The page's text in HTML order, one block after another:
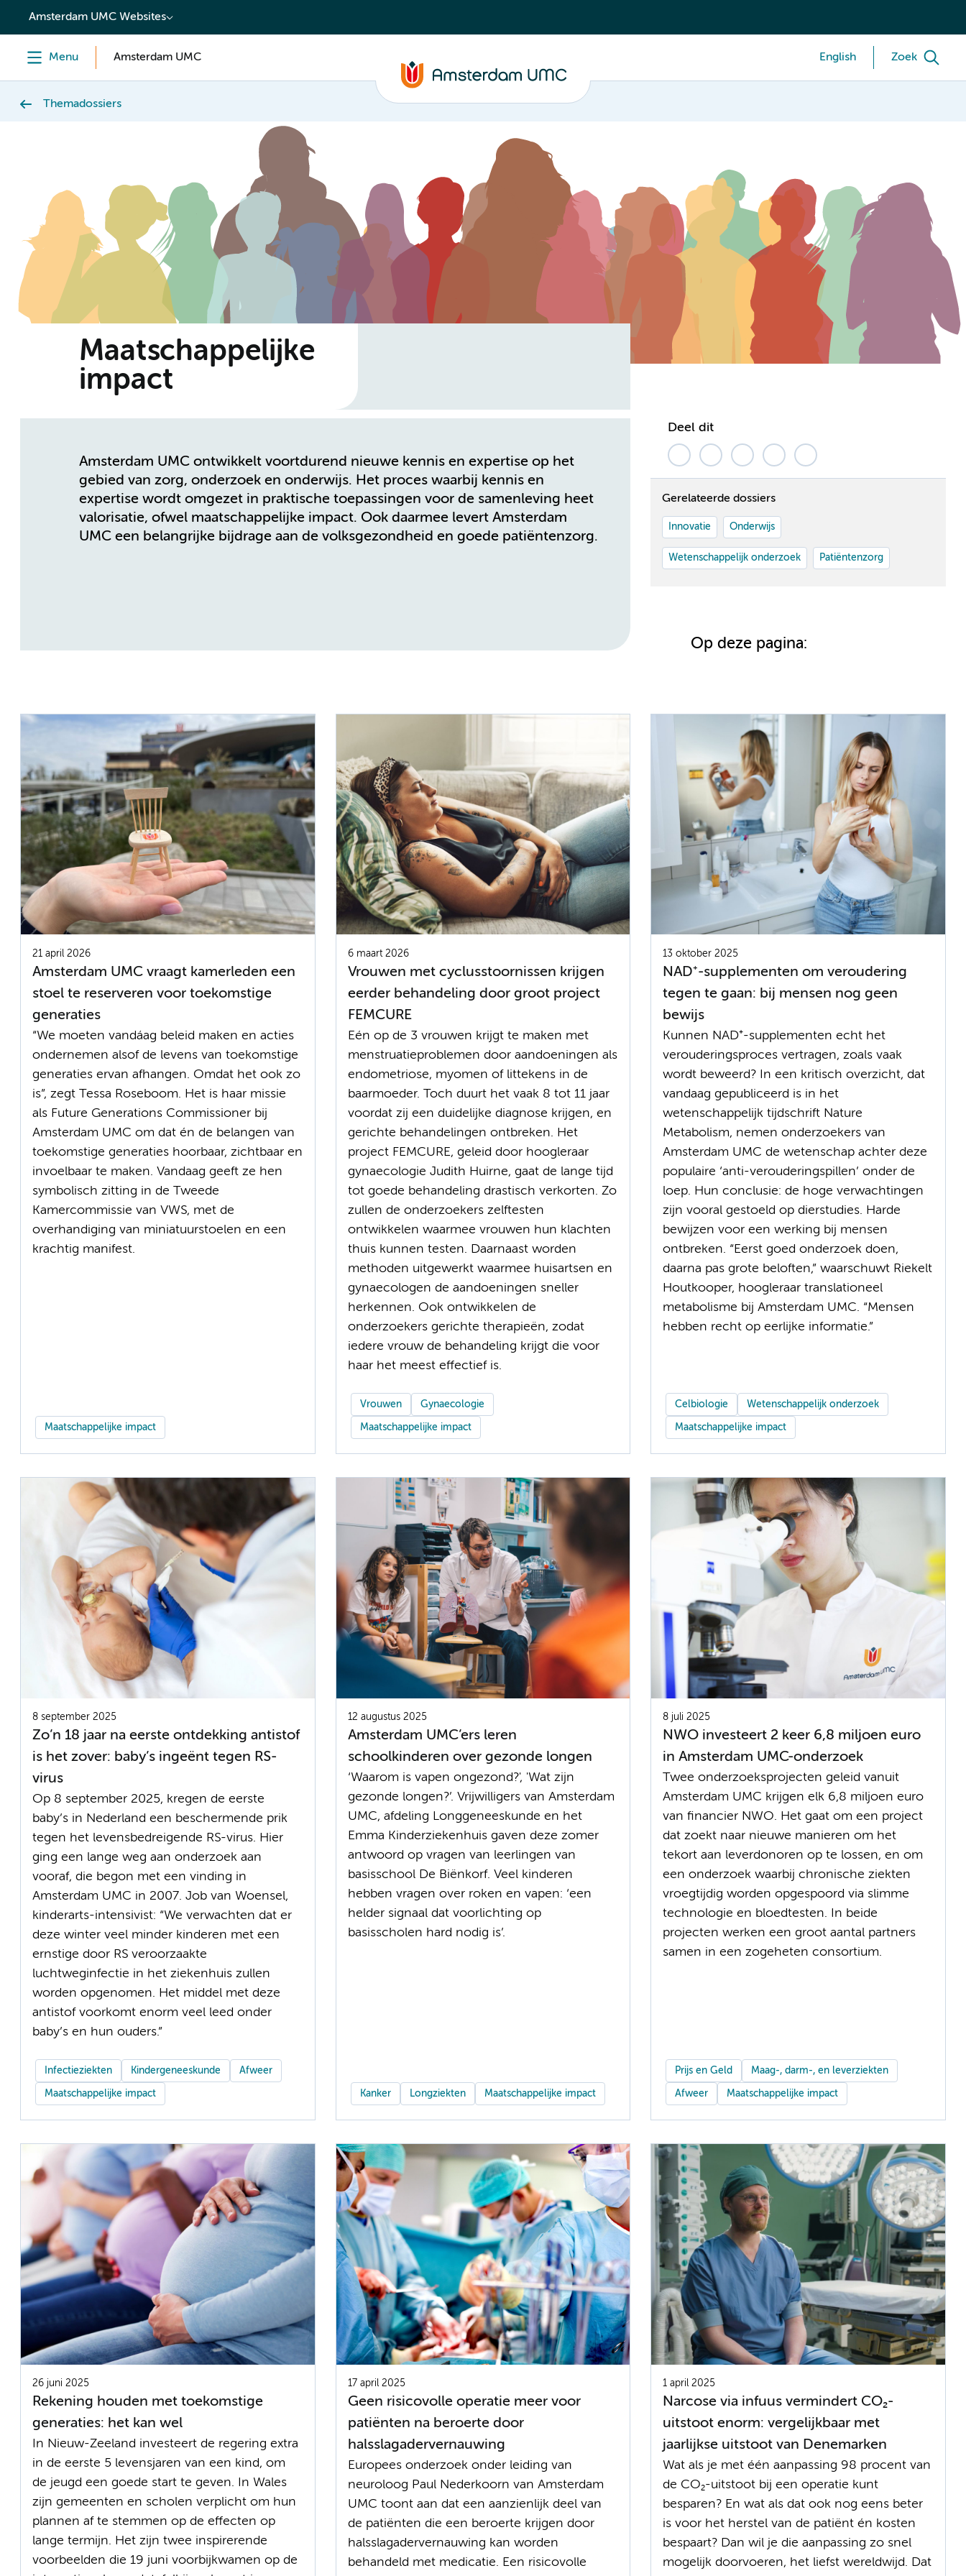
content
Amsterdam UMC Websites
Menu Amsterdam UMC English Zoek
Themadossiers
Maatschappelijke
impact
Amsterdam UMC ontwikkelt voortdurend nieuwe kennis en expertise op het
gebied van zorg, onderzoek en onderwijs. Het proces waarbij kennis en
expertise wordt omgezet in praktische toepassingen voor de samenleving heet
valorisatie, ofwel maatschappelijke impact. Ook daarmee levert Amsterdam
UMC een belangrijke bijdrage aan de volksgezondheid en goede patiëntenzorg.
Deel dit
Gerelateerde dossiers
Innovatie Onderwijs
Wetenschappelijk onderzoek Patiëntenzorg
Op deze pagina:
21 april 2026
Amsterdam UMC vraagt kamerleden een
stoel te reserveren voor toekomstige
generaties
“We moeten vandáag beleid maken en acties
ondernemen alsof de levens van toekomstige
generaties ervan afhangen. Omdat het ook zo
is”, zegt Tessa Roseboom. Het is haar missie
als Future Generations Commissioner bij
Amsterdam UMC om dat én de belangen van
toekomstige generaties hoorbaar, zichtbaar en
invoelbaar te maken. Vandaag geeft ze hen
symbolisch zitting in de Tweede
Kamercommissie van VWS, met de
overhandiging van miniatuurstoelen en een
krachtig manifest.
Maatschappelijke impact
6 maart 2026
Vrouwen met cyclusstoornissen krijgen
eerder behandeling door groot project
FEMCURE
Eén op de 3 vrouwen krijgt te maken met
menstruatieproblemen door aandoeningen als
endometriose, myomen of littekens in de
baarmoeder. Toch duurt het vaak 8 tot 11 jaar
voordat zij een duidelijke diagnose krijgen, en
gerichte behandelingen ontbreken. Het
project FEMCURE, geleid door hoogleraar
gynaecologie Judith Huirne, gaat de lange tijd
tot goede behandeling drastisch verkorten. Zo
zullen de onderzoekers zelftesten
ontwikkelen waarmee vrouwen hun klachten
thuis kunnen testen. Daarnaast worden
methoden uitgewerkt waarmee huisartsen en
gynaecologen de aandoeningen sneller
herkennen. Ook ontwikkelen de
onderzoekers gerichte therapieën, zodat
iedere vrouw de behandeling krijgt die voor
haar het meest effectief is.
Vrouwen Gynaecologie
Maatschappelijke impact
13 oktober 2025
NAD⁺-supplementen om veroudering
tegen te gaan: bij mensen nog geen
bewijs
Kunnen NAD⁺-supplementen echt het
verouderingsproces vertragen, zoals vaak
wordt beweerd? In een kritisch overzicht, dat
vandaag gepubliceerd is in het
wetenschappelijk tijdschrift Nature
Metabolism, nemen onderzoekers van
Amsterdam UMC de wetenschap achter deze
populaire ‘anti-verouderingspillen’ onder de
loep. Hun conclusie: de hoge verwachtingen
zijn vooral gestoeld op dierstudies. Harde
bewijzen voor een werking bij mensen
ontbreken. “Eerst goed onderzoek doen,
daarna pas grote beloften,” waarschuwt Riekelt
Houtkooper, hoogleraar translationeel
metabolisme bij Amsterdam UMC. “Mensen
hebben recht op eerlijke informatie.”
Celbiologie Wetenschappelijk onderzoek
Maatschappelijke impact
8 september 2025
Zo’n 18 jaar na eerste ontdekking antistof
is het zover: baby’s ingeënt tegen RS-
virus
Op 8 september 2025, kregen de eerste
baby’s in Nederland een beschermende prik
tegen het levensbedreigende RS-virus. Hier
ging een lange weg aan onderzoek aan
vooraf, die begon met een vinding in
Amsterdam UMC in 2007. Job van Woensel,
kinderarts-intensivist: “We verwachten dat er
deze winter veel minder kinderen met een
ernstige door RS veroorzaakte
luchtweginfectie in het ziekenhuis zullen
worden opgenomen. Het middel met deze
antistof voorkomt enorm veel leed onder
baby’s en hun ouders.”
Infectieziekten Kindergeneeskunde Afweer
Maatschappelijke impact
12 augustus 2025
Amsterdam UMC’ers leren
schoolkinderen over gezonde longen
‘Waarom is vapen ongezond?', 'Wat zijn
gezonde longen?’. Vrijwilligers van Amsterdam
UMC, afdeling Longgeneeskunde en het
Emma Kinderziekenhuis gaven deze zomer
antwoord op vragen van leerlingen van
basisschool De Biënkorf. Veel kinderen
hebben vragen over roken en vapen: ‘een
helder signaal dat voorlichting op
basisscholen hard nodig is’.
Kanker Longziekten Maatschappelijke impact
8 juli 2025
NWO investeert 2 keer 6,8 miljoen euro
in Amsterdam UMC-onderzoek
Twee onderzoeksprojecten geleid vanuit
Amsterdam UMC krijgen elk 6,8 miljoen euro
van financier NWO. Het gaat om een project
dat zoekt naar nieuwe manieren om het
tekort aan leverdonoren op te lossen, en om
een onderzoek waarbij chronische ziekten
vroegtijdig worden opgespoord via slimme
technologie en bloedtesten. In beide
projecten werken een groot aantal partners
samen in een zogeheten consortium.
Prijs en Geld Maag-, darm-, en leverziekten
Afweer Maatschappelijke impact
26 juni 2025
Rekening houden met toekomstige
generaties: het kan wel
In Nieuw-Zeeland investeert de regering extra
in de eerste 5 levensjaren van een kind, om
de jeugd een goede start te geven. In Wales
zijn gemeenten en scholen verplicht om hun
plannen af te stemmen op de effecten op
lange termijn. Het zijn twee inspirerende
voorbeelden die 19 juni voorbijkwamen op de
17 april 2025
Geen risicovolle operatie meer voor
patiënten na beroerte door
halsslagadervernauwing
Europees onderzoek onder leiding van
neuroloog Paul Nederkoorn van Amsterdam
UMC toont aan dat een aanzienlijk deel van
de patiënten die een beroerte krijgen door
halsslagadervernauwing kan worden
behandeld met medicatie. Een risicovolle
1 april 2025
Narcose via infuus vermindert CO₂-
uitstoot enorm: vergelijkbaar met
jaarlijkse uitstoot van Denemarken
Wat als je met één aanpassing 98 procent van
de CO₂-uitstoot bij een operatie kunt
besparen? En wat als dat ook nog eens beter
is voor het herstel van de patiënt én kosten
bespaart? Dan wil je die aanpassing zo snel
mogelijk doorvoeren, het liefst wereldwijd. Dat